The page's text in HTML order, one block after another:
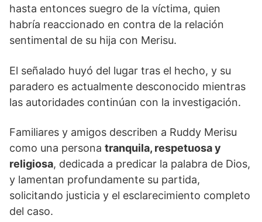
hasta entonces suegro de la víctima, quien
habría reaccionado en contra de la relación
sentimental de su hija con Merisu.
El señalado huyó del lugar tras el hecho, y su
paradero es actualmente desconocido mientras
las autoridades continúan con la investigación.
Familiares y amigos describen a Ruddy Merisu
como una persona tranquila, respetuosa y
religiosa, dedicada a predicar la palabra de Dios,
y lamentan profundamente su partida,
solicitando justicia y el esclarecimiento completo
del caso.